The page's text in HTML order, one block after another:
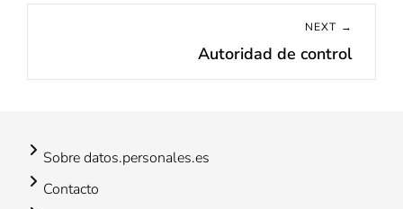
NEXT →
post:
Autoridad de control
Sobre datos.personales.es
Contacto